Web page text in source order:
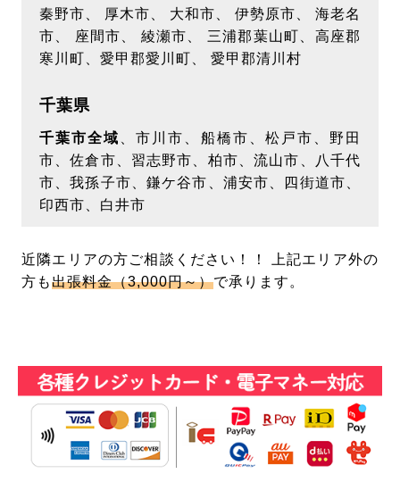
秦野市、 厚木市、 大和市、 伊勢原市、 海老名
市、 座間市、 綾瀬市、 三浦郡葉山町、高座郡
寒川町、愛甲郡愛川町、 愛甲郡清川村
千葉県
千葉市全域
、市川市、船橋市、松戸市、野田
市、佐倉市、習志野市、柏市、流山市、八千代
市、我孫子市、鎌ケ谷市、浦安市、四街道市、
印西市、白井市
近隣エリアの方ご相談ください！！ 上記エリア外の
方も出張料金（3,000円～）で承ります。